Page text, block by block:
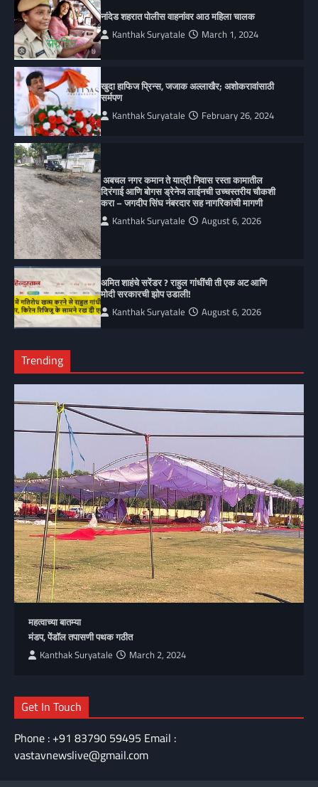
नांदेड शहरात पोलीस वाहनांवर आठ महिला चालक
Kanthak Suryatale March 1, 2024
खुदा हाफिज प्रिन्स, जजाक अल्लाखैर; अशोकरावांसाठी
सर्मपण
Kanthak Suryatale February 26, 2024
अबचल नगर कमान ते यात्री निवास रस्ता कामातील
दिरंगाई आणि बोगस ड्रेनेज लाईनची उच्चस्तरीय चौकशी
करा – जगदीप सिंघ नंबरदार सह नागरिकांची मागणी
Kanthak Suryatale August 6, 2026
अमित शाहंचे सरेंडर ? राहुल गांधींची ती एक अट आणि
मोदी सरकारची झोप उडाली!
Kanthak Suryatale August 6, 2026
Trending
महत्वाच्या बातम्या
मंडप, पेंडॉल तपासणी पथक गठीत
Kanthak Suryatale March 2, 2024
Get In Touch
Phone : +91 83790 59495 Email :
vastavnewslive@gmail.com